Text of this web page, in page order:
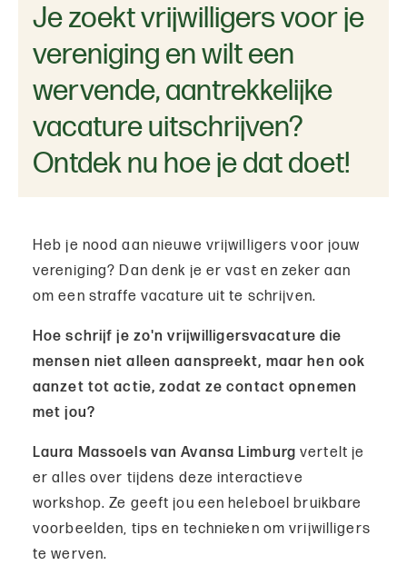
Je zoekt vrijwilligers voor je
vereniging en wilt een
wervende, aantrekkelijke
vacature uitschrijven?
Ontdek nu hoe je dat doet!
Heb je nood aan nieuwe vrijwilligers voor jouw
vereniging? Dan denk je er vast en zeker aan
om een straffe vacature uit te schrijven.
Hoe schrijf je zo'n vrijwilligersvacature die
mensen niet alleen aanspreekt, maar hen ook
aanzet tot actie, zodat ze contact opnemen
met jou?
Laura Massoels van Avansa Limburg vertelt je
er alles over tijdens deze interactieve
workshop. Ze geeft jou een heleboel bruikbare
voorbeelden, tips en technieken om vrijwilligers
te werven.